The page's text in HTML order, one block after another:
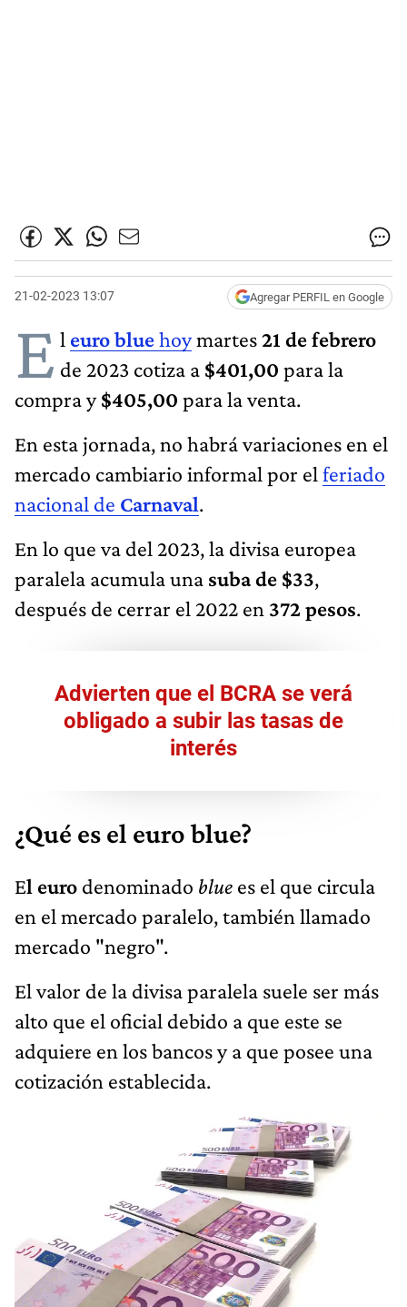
21-02-2023 13:07 Agregar PERFIL en Google
E l euro blu​ehoymartes21 de febrero
de 2023 cotiza a $401,00 para la
compra y$405,00 para la venta.
En esta jornada, no habrá variaciones en el
mercado cambiario informal por el feriado
nacional de Carnaval.
En lo que va del 2023, la divisa europea
paralela acumula una suba de $33,
después de cerrar el 2022 en 372 pesos.
Advierten que el BCRA se verá
obligado a subir las tasas de
interés
¿Qué es el euro blue?
El euro denominado blue es el que circula
en el mercado paralelo, también llamado
mercado "negro".
El valor de la divisa paralela suele ser más
alto que el oficial debido a que este se
adquiere en los bancos y a que posee una
cotización establecida.